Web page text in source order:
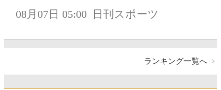
08月07日 05:00 日刊スポーツ
ランキング一覧へ